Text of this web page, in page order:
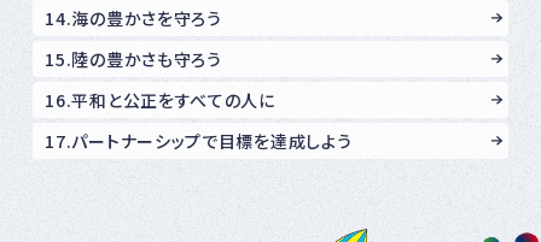
14.海の豊かさを守ろう
15.陸の豊かさも守ろう
16.平和と公正をすべての人に
17.パートナーシップで目標を達成しよう